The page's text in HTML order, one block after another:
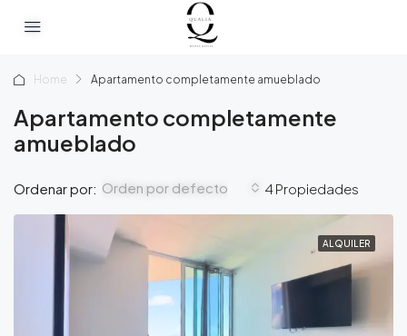
Home Apartamento completamente amueblado
Apartamento completamente
amueblado
4 Propiedades
Ordenar por: Orden por defecto
ALQUILER